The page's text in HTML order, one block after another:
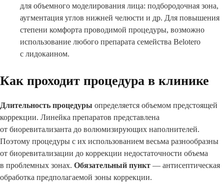
для объемного моделирования лица: подбородочная зона,
аугментация углов нижней челюсти и др. Для повышения
степени комфорта проводимой процедуры, возможно
использование любого препарата семейства Belotero
с лидокаином.
Как проходит процедура в клинике
Длительность процедуры определяется объемом предстоящей
коррекции. Линейка препаратов представлена
от биоревитализанта до волюмизирующих наполнителей.
Поэтому процедуры с их использованием весьма разнообразны
от биоревитализации до коррекции недостаточности объема
в проблемных зонах. Обязательный пункт — антисептическая
обработка предполагаемой зоны коррекции.